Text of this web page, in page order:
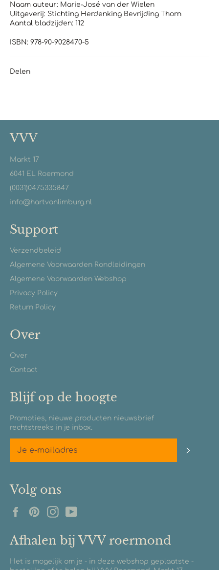
Naam auteur: Marie-José van der Wielen
Uitgeverij: Stichting Herdenking Bevrijding Thorn
Aantal bladzijden: 112
ISBN: 978-90-9028470-5
Delen
VVV
Markt 17
6041 EL Roermond
(0031)0475335847
info@hartvanlimburg.nl
Support
Verzendbeleid
Algemene Voorwaarden Rondleidingen
Algemene Voorwaarden Webshop
Privacy Policy
Return Policy
Over
Over
Contact
Blijf op de hoogte
Promoties, nieuwe producten nieuwsbrief
rechtstreeks in je inbox.
Volg ons
FacebookPinterestInstagram
Afhalen bij VVV roermond
Het is mogelijk om je - in deze webshop geplaatste -